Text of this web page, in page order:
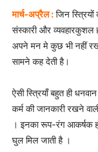
मार्च-अप्रैल :जिन
संस्कारी और व्यवहारकुशल
अपने मन मे कुछ भी नहीं
सामने कह देती है।
ऐसी स्त्रियाँ बहुत ही
कर्म की जानकारी रखने
। इनका रूप-रंग आकर्षक
घुल मिल जाती है ।